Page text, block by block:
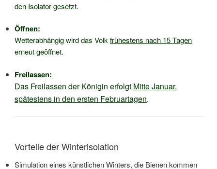
den Isolator gesetzt.
Öffnen:
Wetterabhängig wird das Volkfrühestens nach 15 Tagen
erneut geöffnet.
Freilassen:
Das Freilassen der Königin erfolgt Mitte Januar,
spätestens in den ersten Februartagen.
Vorteile der Winterisolation
Simulation eines künstlichen Winters, die Bienen kommen